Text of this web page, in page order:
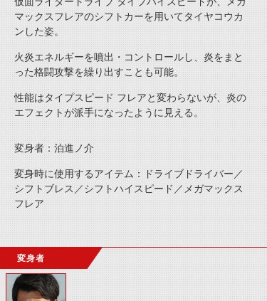
マックスフレアのシフトカーを用いて タイヤコウカ
ンした姿。
火炎エネルギーを噴出・コントロールし、炎をまと
った格闘攻撃を繰り出すことも可能。
性能はタイプスピード フレアと変わらないが、炎の
エフェクトが派手になったように見える。
変身者：泊進ノ介
変身時に使用するアイテム：ドライブドライバー／
シフトブレス／シフトハイスピード／メガマックス
フレア
変身者